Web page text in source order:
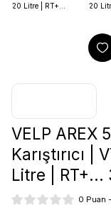
VELP AREX
Karıştırıcı |
Litre | RT+...
0 Puan